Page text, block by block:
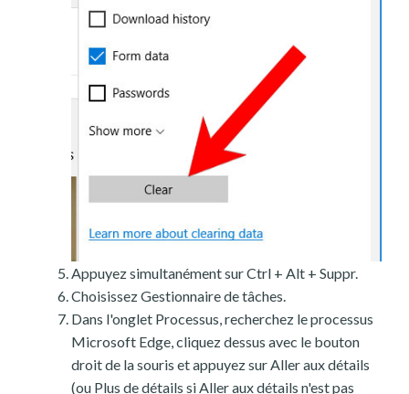
Appuyez simultanément sur Ctrl + Alt + Suppr.
Choisissez Gestionnaire de tâches.
Dans l'onglet Processus, recherchez le processus
Microsoft Edge, cliquez dessus avec le bouton
droit de la souris et appuyez sur Aller aux détails
(ou Plus de détails si Aller aux détails n'est pas